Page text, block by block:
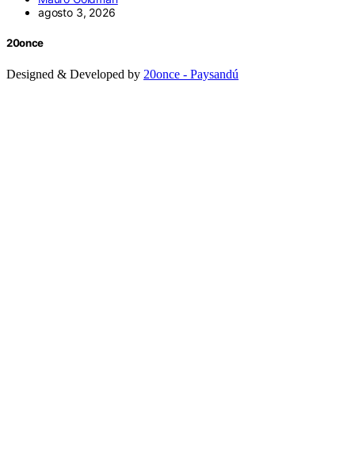
agosto 3, 2026
20once
Designed & Developed by 20once - Paysandú